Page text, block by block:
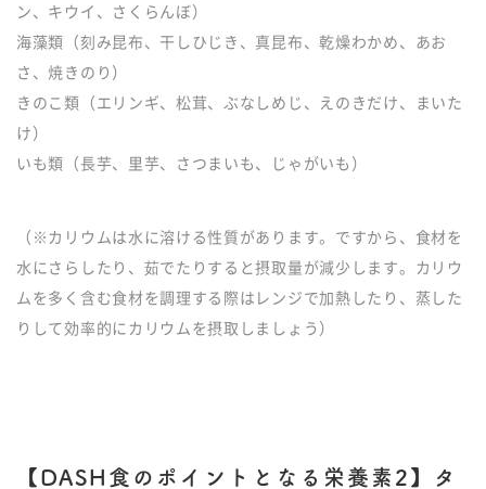
ン、キウイ、さくらんぼ）
海藻類（刻み昆布、干しひじき、真昆布、乾燥わかめ、あお
さ、焼きのり）
きのこ類（エリンギ、松茸、ぶなしめじ、えのきだけ、まいた
け）
いも類（長芋、里芋、さつまいも、じゃがいも）
（※カリウムは水に溶ける性質があります。ですから、食材を
水にさらしたり、茹でたりすると摂取量が減少します。カリウ
ムを多く含む食材を調理する際はレンジで加熱したり、蒸した
りして効率的にカリウムを摂取しましょう）
【DASH食のポイントとなる栄養素2】タ